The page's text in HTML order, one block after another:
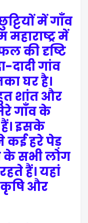
में गाँव
में
की दृष्टि
दादी गांव
घर है।
शांत और
गाँव के
इसके
कई हरे पेड़
के सभी लोग
हैं। यहां
और